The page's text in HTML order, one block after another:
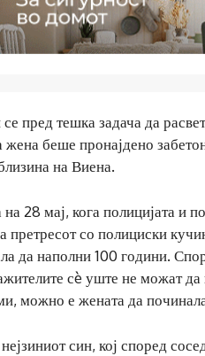
пред тешка задача да
беше пронајдено
на Виена.
28 мај, кога полицијата и
претресот со полициски
да наполни 100 години.
сè уште не можат
можно е жената да
син, кој според